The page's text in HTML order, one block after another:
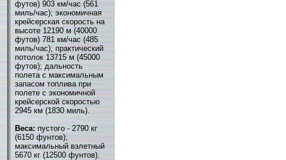
футов) 903 км/час (561
миль/час); экономичная
крейсерская скорость на
высоте 12190 м (40000
футов) 781 км/час (485
миль/час); практический
потолок 13715 м (45000
футов); дальность
полета с максимальным
запасом топлива при
полете с экономичной
крейсерской скоростью
2945 км (1830 миль).
Веса: пустого - 2790 кг
(6150 фунтов);
максимальный взлетный
5670 кг (12500 фунтов).